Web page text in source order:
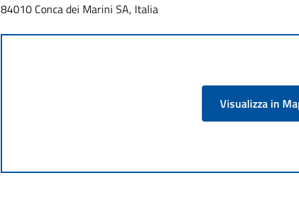
84010 Conca dei Marini SA, Italia
Visualizza in